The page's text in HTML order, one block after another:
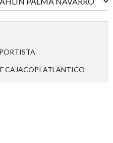
CAJACOPI ATLANTICO